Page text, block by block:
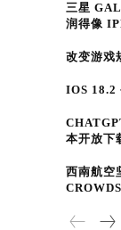
三星
润得像
改变游
IOS
本开放下
西南航